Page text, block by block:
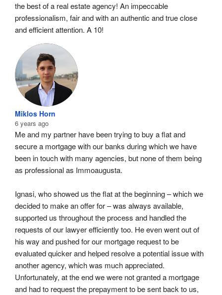
the best of a real estate agency! An impeccable
professionalism, fair and with an authentic and true close
and efficient attention. A 10!
Miklos Horn
6 years ago
Me and my partner have been trying to buy a flat and
secure a mortgage with our banks during which we have
been in touch with many agencies, but none of them being
as professional as Immoaugusta.
Ignasi, who showed us the flat at the beginning – which we
decided to make an offer for – was always available,
supported us throughout the process and handled the
requests of our lawyer efficiently too. He even went out of
his way and pushed for our mortgage request to be
evaluated quicker and helped resolve a potential issue with
another agency, which was much appreciated.
Unfortunately, at the end we were not granted a mortgage
and had to request the prepayment to be sent back to us,